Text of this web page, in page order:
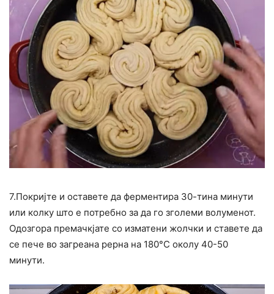
7.Покријте и оставете да ферментира 30-тина минути
или колку што е потребно за да го зголеми волуменот.
Одозгора премачкјате со изматени жолчки и ставете да
се пече во загреана рерна на 180°C околу 40-50
минути.